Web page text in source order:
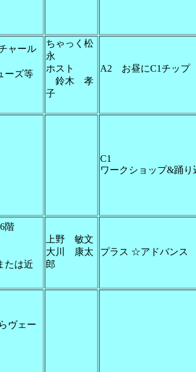
ャール
ーズ等
ちゃっく松
永
ホスト
鈴木 孝
子
A2 お昼にC1チップ
C1
ワークショップ&踊り
階
たは近
上野 敏文
大川 康太
郎
プラス ☆アドバンス
ヴェー